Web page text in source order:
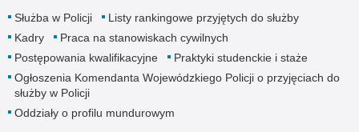
Służba w Policji
Listy rankingowe przyjętych do służby
Kadry
Praca na stanowiskach cywilnych
Postępowania kwalifikacyjne
Praktyki studenckie i staże
Ogłoszenia Komendanta Wojewódzkiego Policji o przyjęciach do
służby w Policji
Oddziały o profilu mundurowym